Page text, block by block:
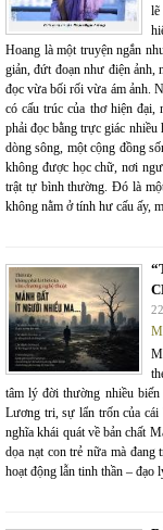
lẽ
Hoang là một truyện ngắn
giản, đứt đoạn như điện ảnh,
đọc vừa bối rối vừa ám ảnh.
có cấu trúc của thơ hiện
phải đọc bằng trực giác
dòng sông, một cộng đồng
không được học chữ, nơi
trật tự bình thường. Đó là
không nằm ở tính hư cấu ấy,
tâm lý đời thường nhiều
Lương tri, sự lẩn trốn của
nghĩa khái quát về bản chất
dọa nạt con trẻ nữa mà
hoạt động lẫn tinh thần –